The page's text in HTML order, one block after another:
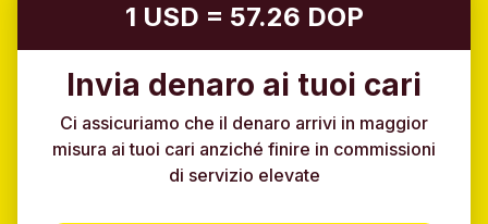
1 USD = 57.26 DOP
Invia denaro ai tuoi cari
Ci assicuriamo che il denaro arrivi in maggior
misura ai tuoi cari anziché finire in commissioni
di servizio elevate